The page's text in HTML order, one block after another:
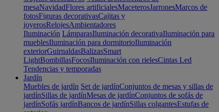
mesaNavidadFlores artificialesMaceterosJarronesMarcos de
fotosFiguras decorativasCajitas y
joyerosRelojesAmbientadores
Iluminación LámparasIluminación decorativaIluminación para
mueblesIluminación para dormitorioIluminación
exteriorGuirnaldasBalizasSmart
LightBombillasFocosIluminación con rielesCintas Led
Tendencias y temporadas
Jardín
Muebles de jardín Set de jardínConjuntos de mesas y sillas de
jardínSillas de jardínMesas de jardínConjuntos de sofás de
jardínSofás jardínBancos de jardínSillas colgantesEstufas de